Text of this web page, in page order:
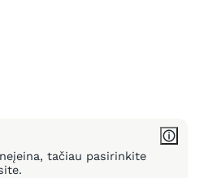
tačiau pasirinkite